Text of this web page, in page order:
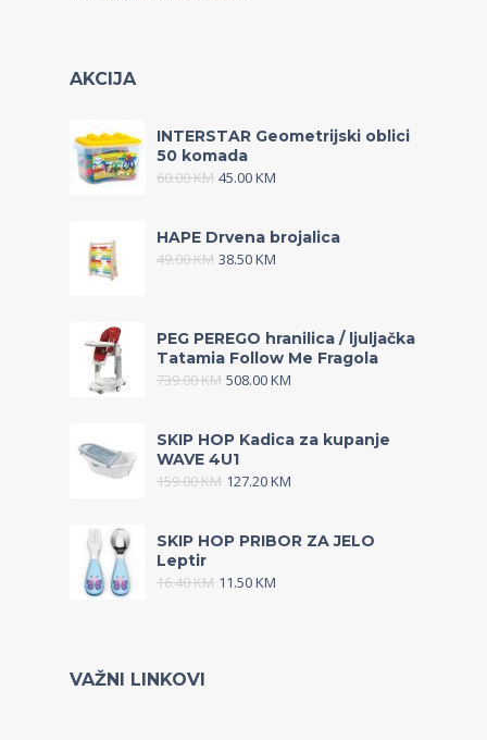
AKCIJA
INTERSTAR Geometrijski oblici
50 komada
60.00KM 45.00KM
HAPE Drvena brojalica
49.00KM 38.50KM
PEG PEREGO hranilica / ljuljačka
Tatamia Follow Me Fragola
739.00KM 508.00KM
SKIP HOP Kadica za kupanje
WAVE 4U1
159.00KM 127.20KM
SKIP HOP PRIBOR ZA JELO
Leptir
16.40KM 11.50KM
VAŽNI LINKOVI